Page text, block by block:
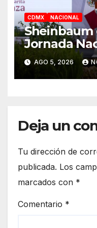
CDMX NACIONAL
Sheinbaum
Jornada
AGO 5, 2026
Deja un
Tu dirección de
publicada. Los
marcados con *
Comentario *